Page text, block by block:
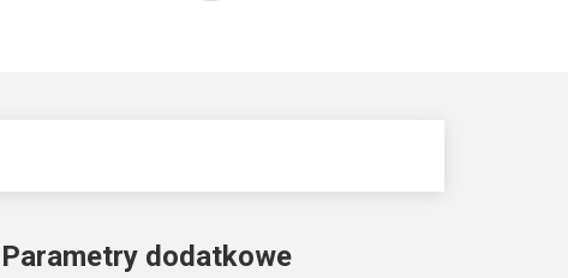
Parametry dodatkowe